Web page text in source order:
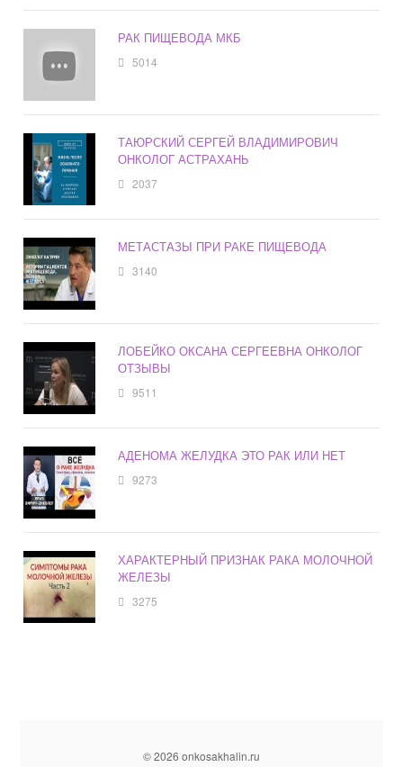
РАК ПИЩЕВОДА МКБ
5014
ТАЮРСКИЙ СЕРГЕЙ ВЛАДИМИРОВИЧ
ОНКОЛОГ АСТРАХАНЬ
2037
МЕТАСТАЗЫ ПРИ РАКЕ ПИЩЕВОДА
3140
ЛОБЕЙКО ОКСАНА СЕРГЕЕВНА ОНКОЛОГ
ОТЗЫВЫ
9511
АДЕНОМА ЖЕЛУДКА ЭТО РАК ИЛИ НЕТ
9273
ХАРАКТЕРНЫЙ ПРИЗНАК РАКА МОЛОЧНОЙ
ЖЕЛЕЗЫ
3275
© 2026 onkosakhalin.ru